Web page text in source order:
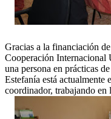
Gracias a la financiación
Cooperación Internacional
una persona en prácticas
Estefanía está
coordinador, trabajando